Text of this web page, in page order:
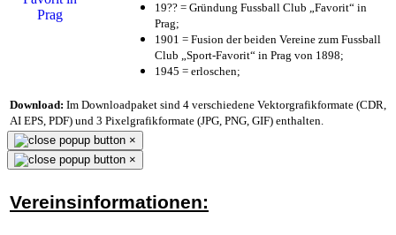
19?? = Gründung Fussball Club „Favorit“ in
Prag;
1901 = Fusion der beiden Vereine zum Fussball
Club „Sport-Favorit“ in Prag von 1898;
1945 = erloschen;
Download: Im Downloadpaket sind 4 verschiedene Vektorgrafikformate (CDR,
AI EPS, PDF) und 3 Pixelgrafikformate (JPG, PNG, GIF) enthalten.
×
×
Vereinsinformationen: